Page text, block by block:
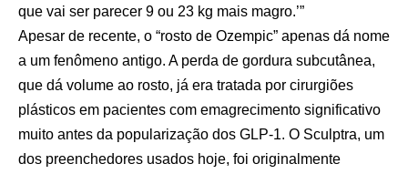
que vai ser parecer 9 ou 23 kg mais magro.’”
Apesar de recente, o “rosto de Ozempic” apenas dá nome
a um fenômeno antigo. A perda de gordura subcutânea,
que dá volume ao rosto, já era tratada por cirurgiões
plásticos em pacientes com emagrecimento significativo
muito antes da popularização dos GLP-1. O Sculptra, um
dos preenchedores usados hoje, foi originalmente